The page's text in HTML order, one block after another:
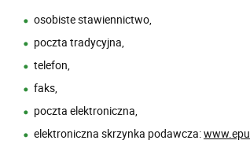
osobiste stawiennictwo,
poczta tradycyjna,
telefon,
faks,
poczta elektroniczna,
elektroniczna skrzynka podawcza: